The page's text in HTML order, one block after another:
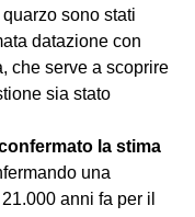
sono stati
datazione con
che serve a scoprire
sia stato
la stima
una
anni fa per il